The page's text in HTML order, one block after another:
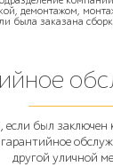
демонтажом,
была заказана
если был
другой уличной